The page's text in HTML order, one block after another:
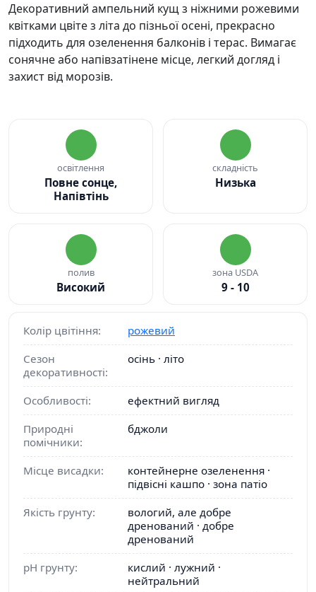
Декоративний ампельний кущ з ніжними рожевими
квітками цвіте з літа до пізньої осені, прекрасно
підходить для озеленення балконів і терас. Вимагає
сонячне або напівзатінене місце, легкий догляд і
захист від морозів.
освітлення
Повне сонце,
Напівтінь
складність
Низька
полив
Високий
зона USDA
9 - 10
Колір цвітіння:
рожевий
Сезон
декоративності:
осінь · літо
Особливості:
ефектний вигляд
Природні
помічники:
бджоли
Місце висадки:
контейнерне озеленення ·
підвісні кашпо · зона патіо
Якість грунту:
вологий, але добре
дренований · добре
дренований
pH грунту:
кислий · лужний ·
нейтральний